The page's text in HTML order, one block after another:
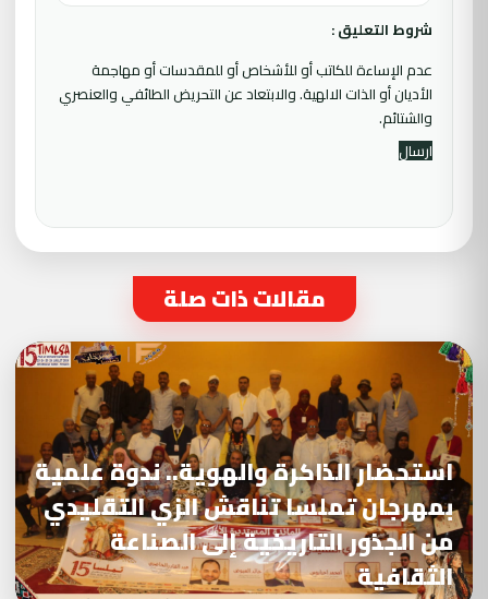
شروط التعليق :
عدم الإساءة للكاتب أو للأشخاص أو للمقدسات أو مهاجمة
الأديان أو الذات الالهية. والابتعاد عن التحريض الطائفي والعنصري
والشتائم.
مقالات ذات صلة
استحضار الذاكرة والهوية.. ندوة علمية
بمهرجان تملسا تناقش الزي التقليدي
من الجذور التاريخية إلى الصناعة
الثقافية